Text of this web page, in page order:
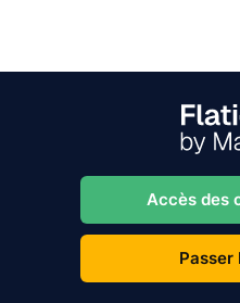
Accès des
Passer